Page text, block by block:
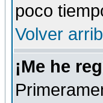
poco
Volver
¡Me he